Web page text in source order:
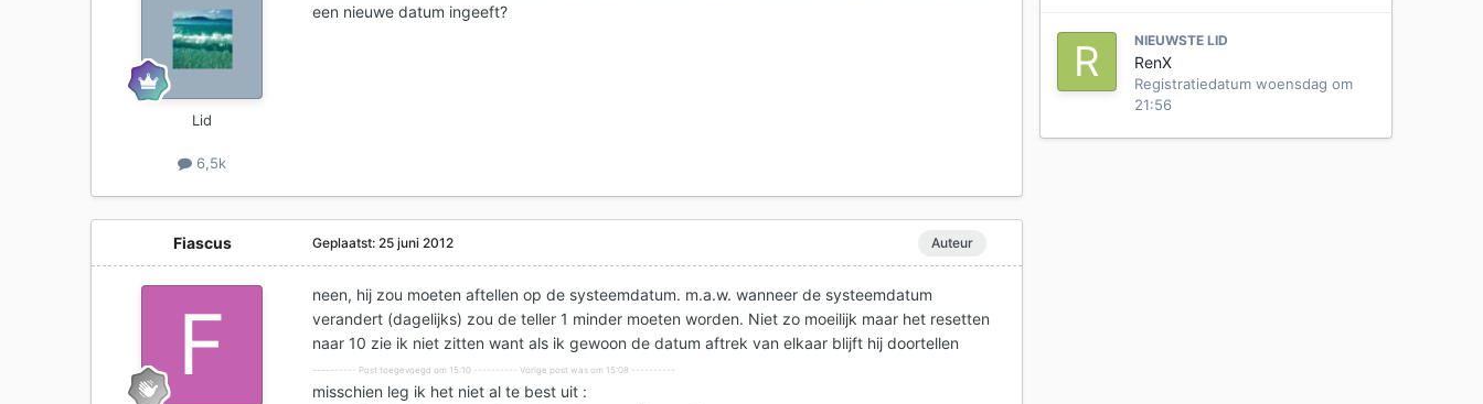
Lid
6,5k
een nieuwe datum ingeeft?
Fiascus Auteur
Geplaatst: 25 juni 2012
neen, hij zou moeten aftellen op de systeemdatum. m.a.w. wanneer de systeemdatum
verandert (dagelijks) zou de teller 1 minder moeten worden. Niet zo moeilijk maar het resetten
naar 10 zie ik niet zitten want als ik gewoon de datum aftrek van elkaar blijft hij doortellen
---------- Post toegevoegd om 15:10 ---------- Vorige post was om 15:08 ----------
misschien leg ik het niet al te best uit :
NIEUWSTE LID
RenX
Registratiedatum woensdag om
21:56